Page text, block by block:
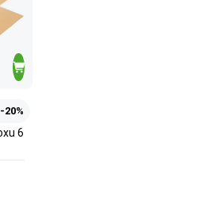
20%
6